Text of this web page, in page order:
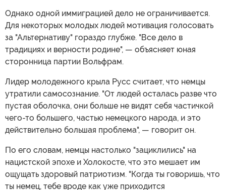
Однако одной иммиграцией дело не ограничивается.
Для некоторых молодых людей мотивация голосовать
за "Альтернативу" гораздо глубже. "Все дело в
традициях и верности родине", — объясняет юная
сторонница партии Вольфрам.
Лидер молодежного крыла Русс считает, что немцы
утратили самосознание. "От людей осталась разве что
пустая оболочка, они больше не видят себя частичкой
чего-то большего, частью немецкого народа, и это
действительно большая проблема", — говорит он.
По его словам, немцы настолько "зациклились" на
нацистской эпохе и Холокосте, что это мешает им
ощущать здоровый патриотизм. "Когда ты говоришь, что
ты немец, тебе вроде как уже приходится